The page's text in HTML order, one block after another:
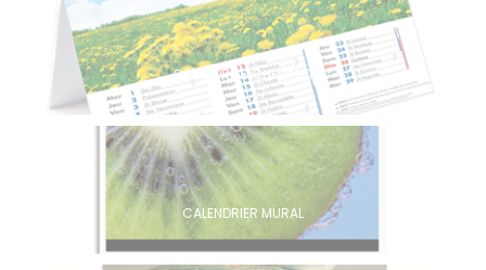
CALENDRIER CHEVALET
CALENDRIER MURAL